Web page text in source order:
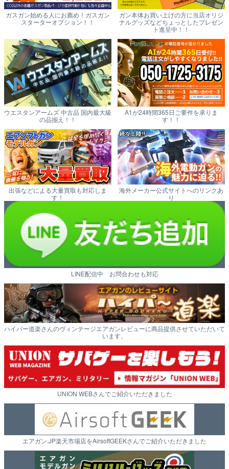
ガスガン始める人にお薦め！ガスガン
スターターオプション！！
ガン本体お買い上げの方に当店オリジ
ナルグッズなどちょっとしたプレゼン
ト進呈中！！
ウエスタンアームズ 中古品 国内最大級
の品揃え！！
A1が24時間365日ご要件を承りま
す！！
出張などによる大量買取も対応しま
す！
海外メーカー公式サイトへのリンクあ
り
LINE配信中 お問合わせも対応
ハイパー道楽さんのヴィンテージエアガンレビューに商品提供させていただいて
います。
UNION WEBさんでご紹介いただきました
エアガン.JP楽天市場店をAirsoftGEEKさんでご紹介いただきました